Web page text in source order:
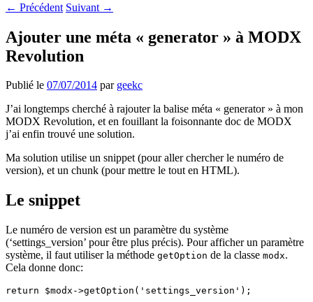
← Précédent Suivant →
Ajouter une méta « generator » à MODX
Revolution
Publié le 07/07/2014 par geekc
J’ai longtemps cherché à rajouter la balise méta « generator » à mon
MODX Revolution, et en fouillant la foisonnante doc de MODX
j’ai enfin trouvé une solution.
Ma solution utilise un snippet (pour aller chercher le numéro de
version), et un chunk (pour mettre le tout en HTML).
Le snippet
Le numéro de version est un paramètre du système
(‘settings_version’ pour être plus précis). Pour afficher un paramètre
système, il faut utiliser la méthode getOption de la classe modx.
Cela donne donc: